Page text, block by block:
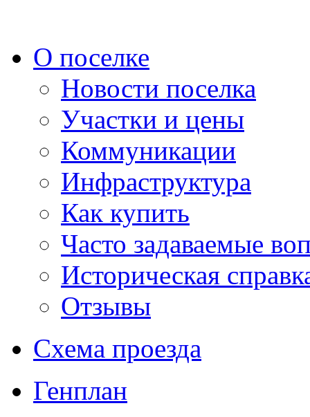
О поселке
Новости поселка
Участки и цены
Коммуникации
Инфраструктура
Как купить
Часто задаваемые
Историческая
Отзывы
Схема проезда
Генплан